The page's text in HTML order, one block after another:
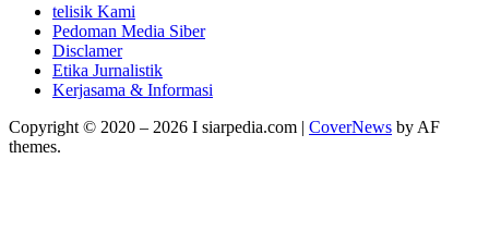
telisik Kami
Pedoman Media Siber
Disclamer
Etika Jurnalistik
Kerjasama & Informasi
Copyright © 2020 – 2026 I siarpedia.com | CoverNews by AF
themes.